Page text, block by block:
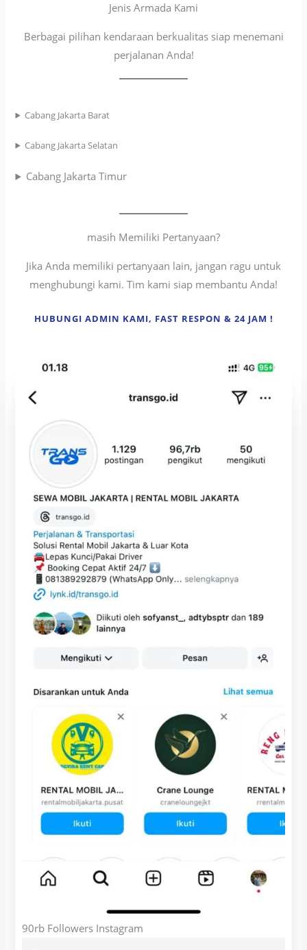
Jenis Armada Kami
Berbagai pilihan kendaraan berkualitas siap menemani
perjalanan Anda!
Cabang Jakarta Barat
Cabang Jakarta Selatan
Cabang Jakarta Timur
masih Memiliki Pertanyaan?
Jika Anda memiliki pertanyaan lain, jangan ragu untuk
menghubungi kami. Tim kami siap membantu Anda!
HUBUNGI ADMIN KAMI, FAST RESPON & 24 JAM !
90rb Followers Instagram